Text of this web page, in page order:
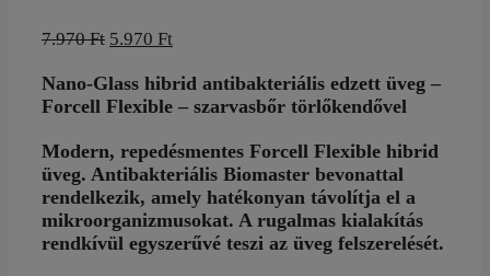
7.970Ft Original
was:
7.970 Ft.
5.970 FtCurrent
is:
5.970 Ft.
Nano-Glass hibrid antibakteriális edzett üveg –
Forcell Flexible – szarvasbőr törlőkendővel
Modern, repedésmentes Forcell Flexible hibrid
üveg. Antibakteriális Biomaster bevonattal
rendelkezik, amely hatékonyan távolítja el a
mikroorganizmusokat. A rugalmas kialakítás
rendkívül egyszerűvé teszi az üveg felszerelését.